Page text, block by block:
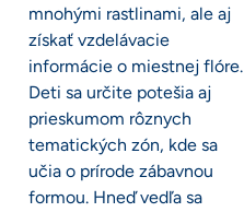
mnohými rastlinami, ale aj
získať vzdelávacie
informácie o miestnej flóre.
Deti sa určite potešia aj
prieskumom rôznych
tematických zón, kde sa
učia o prírode zábavnou
formou. Hneď vedľa sa